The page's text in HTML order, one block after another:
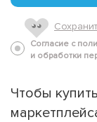
Согласие с
и обработки
Чтобы